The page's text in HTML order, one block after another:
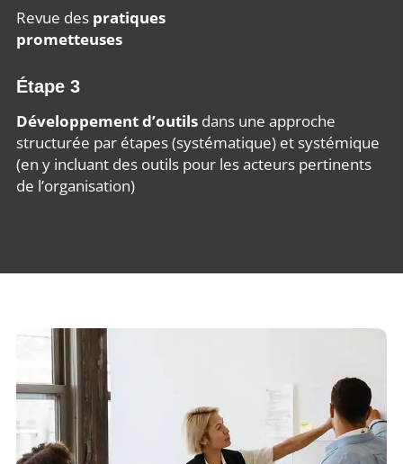
Revue des pratiques
prometteuses
Étape 3
Développement d’outils dans une approche
structurée par étapes (systématique) et systémique
(en y incluant des outils pour les acteurs pertinents
de l’organisation)